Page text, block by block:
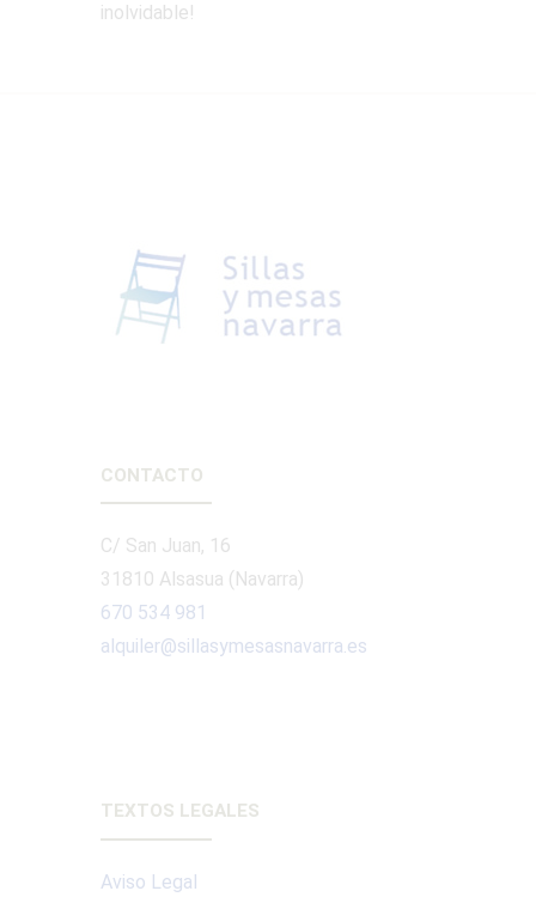
inolvidable!
CONTACTO
C/ San Juan, 16
31810 Alsasua (Navarra)
670 534 981
alquiler@sillasymesasnavarra.es
TEXTOS LEGALES
Aviso Legal